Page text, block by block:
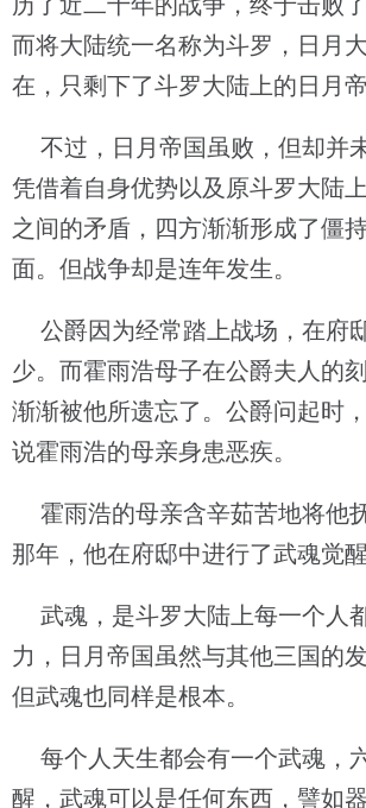
而将大陆统一名称为斗罗，日月
在，只剩下了斗罗大陆上的日月帝
不过，日月帝国虽败，但却并
凭借着自身优势以及原斗罗大陆
之间的矛盾，四方渐渐形成了僵
面。但战争却是连年发生。
公爵因为经常踏上战场，在府
少。而霍雨浩母子在公爵夫人的
渐渐被他所遗忘了。公爵问起时
说霍雨浩的母亲身患恶疾。
霍雨浩的母亲含辛茹苦地将他
那年，他在府邸中进行了武魂觉醒
武魂，是斗罗大陆上每一个人
力，日月帝国虽然与其他三国的
但武魂也同样是根本。
每个人天生都会有一个武魂，
醒，武魂可以是任何东西，譬如